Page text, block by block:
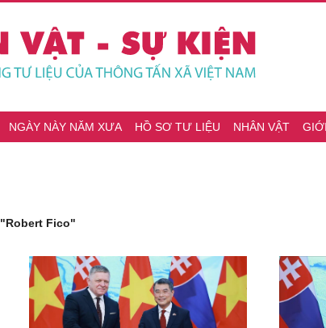
NGÀY NÀY NĂM XƯA HỒ SƠ TƯ LIỆU NHÂN VẬT
"Robert Fico"